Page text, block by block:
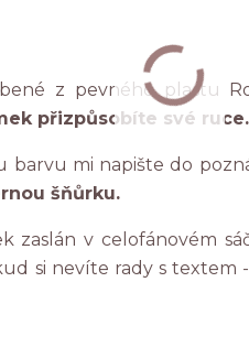
z pevného plastu
přizpůsobíte své ruce.
barvu mi napište do
šňůrku.
zaslán v celofánovém
si nevíte rady s textem -